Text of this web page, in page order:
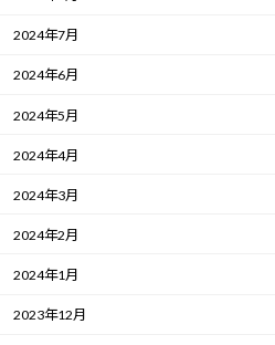
2024年7月
2024年6月
2024年5月
2024年4月
2024年3月
2024年2月
2024年1月
2023年12月